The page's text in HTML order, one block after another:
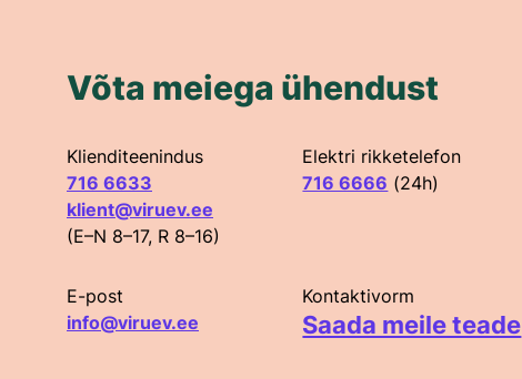
Võta meiega ühendust
Klienditeenindus
716 6633
klient@viruev.ee
(E–N 8–17, R 8–16)
Elektri rikketelefon
716 6666 (24h)
E-post
info@viruev.ee
Kontaktivorm
Saada meile teade